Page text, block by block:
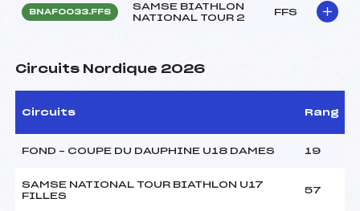
BNAF0033.FFS
SAMSE BIATHLON
NATIONAL TOUR 2
FFS
Circuits Nordique 2026
Circuits Rang
FOND – COUPE DU DAUPHINE U18 DAMES 19
SAMSE NATIONAL TOUR BIATHLON U17
FILLES
57